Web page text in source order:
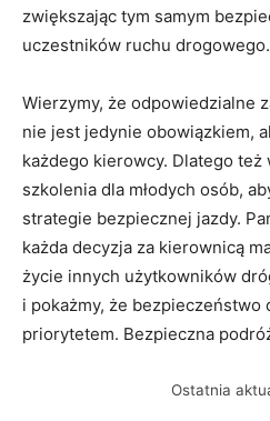
zwiększając⁢ tym samym
⁢uczestników ruchu drogowego.
Wierzymy, że odpowiedzialne
⁤nie ​jest jedynie obowiązkiem,
każdego kierowcy. ‌Dlatego
‌szkolenia dla młodych osób,
strategie bezpiecznej ‌jazdy.
każda decyzja za kierownicą
życie innych użytkowników
i ⁣pokażmy,‌ że bezpieczeństwo
priorytetem. Bezpieczna
Ostatnia